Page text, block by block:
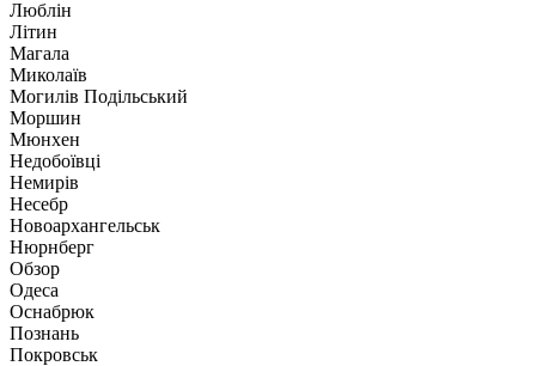
Люблін
Літин
Магала
Миколаїв
Могилів Подільський
Моршин
Мюнхен
Недобоївці
Немирів
Несебр
Новоархангельськ
Нюрнберг
Обзор
Одеса
Оснабрюк
Познань
Покровськ